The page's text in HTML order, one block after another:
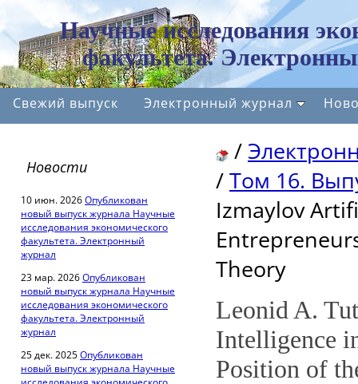
Научные исследования
факультета.
Свежий выпуск Электронный журнал
Новости
10 июн. 2026Опубликован
новый выпуск журнала Научные
исследования экономического
факультета. Электронный
журнал
23 мар. 2026Опубликован
новый выпуск журнала Научные
исследования экономического
факультета. Электронный
журнал
25 дек. 2025Опубликован
новый выпуск журнала Научные
/
/Том 16.
Izmaylov
Theory
Leonid A.
Intelligence
Position of